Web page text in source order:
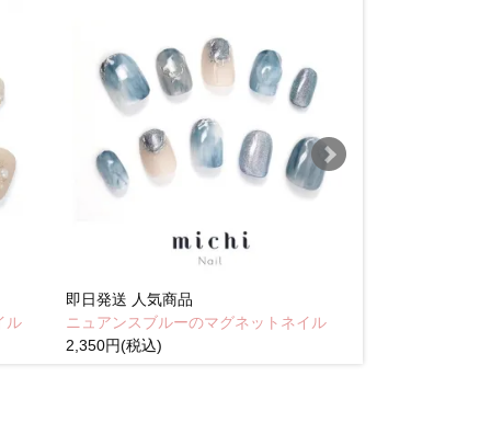
ル
即日発送 人気商品
ニュアンスブルーのマグネットネイル
2,350円(税込)